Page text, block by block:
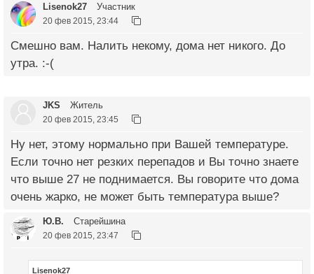
Lisenok27 Участник
20 фев 2015, 23:44
Смешно вам. Налить некому, дома нет никого. До
утра. :-(
JKS Житель
20 фев 2015, 23:45
Ну нет, этому нормально при Вашей температуре.
Если точно нет резких перепадов и Вы точно знаете
что выше 27 не поднимается. Вы говорите что дома
очень жарко, не может быть температура выше?
Ю.В. Старейшина
20 фев 2015, 23:47
Lisenok27